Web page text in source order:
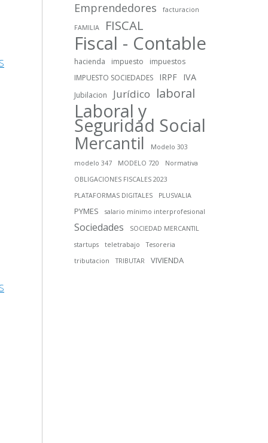
Emprendedores facturacion
FAMILIA FISCAL
Fiscal - Contable
hacienda impuesto
impuestos
IMPUESTO SOCIEDADES
IRPF IVA
Jubilacion Jurídico laboral
Laboral y
Seguridad Social
Mercantil
Modelo 303
modelo 347
MODELO 720
Normativa
OBLIGACIONES FISCALES 2023
PLATAFORMAS DIGITALES
PLUSVALIA
PYMES salario mínimo interprofesional
Sociedades
SOCIEDAD MERCANTIL
startups
teletrabajo
Tesoreria
tributacion
TRIBUTAR VIVIENDA